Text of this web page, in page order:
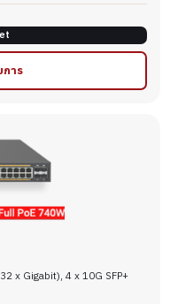
การ
32 x Gigabit), 4 x 10G SFP+